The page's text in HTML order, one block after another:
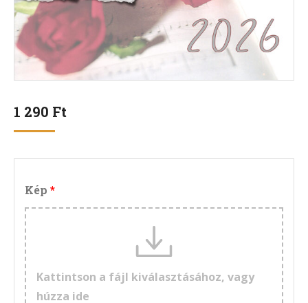
1 290 Ft
Kép
Kattintson a fájl kiválasztásához, vagy
húzza ide